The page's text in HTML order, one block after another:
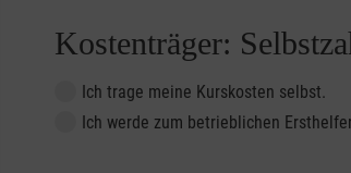
Kostenträger:
Ich trage meine Kurskosten selbst.
Ich werde zum betrieblichen